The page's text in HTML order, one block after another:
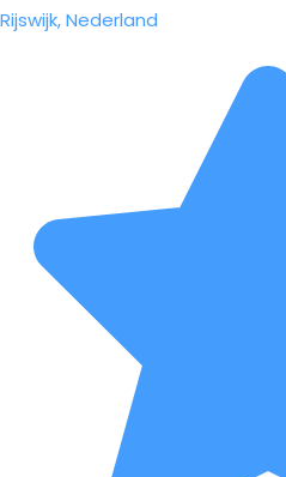
Rijswijk, Nederland